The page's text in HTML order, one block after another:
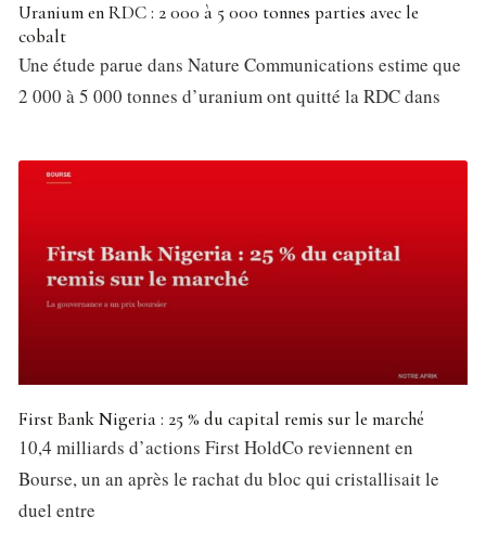
Uranium en RDC : 2 000 à 5 000 tonnes parties avec le
cobalt
Une étude parue dans Nature Communications estime que
2 000 à 5 000 tonnes d’uranium ont quitté la RDC dans
First Bank Nigeria : 25 % du capital remis sur le marché
10,4 milliards d’actions First HoldCo reviennent en
Bourse, un an après le rachat du bloc qui cristallisait le
duel entre